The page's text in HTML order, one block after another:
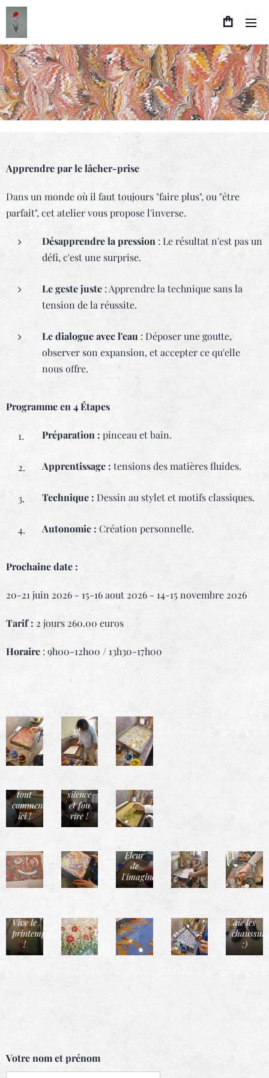
Apprendre par le lâcher-prise
Dans un monde où il faut toujours "faire plus", ou "être
parfait", cet atelier vous propose l'inverse.
Désapprendre la pression : Le résultat n'est pas un
défi, c'est une surprise.
Le geste juste : Apprendre la technique sans la
tension de la réussite.
Le dialogue avec l'eau : Déposer une goutte,
observer son expansion, et accepter ce qu'elle
nous offre.
Programme en 4 Étapes
Préparation :pinceau et bain.
Apprentissage : tensions des matières fluides.
Technique : Dessin au stylet et motifs classiques.
Autonomie : Création personnelle.
Prochaine date :
20-21 juin 2026 - 15-16 aout 2026 - 14-15 novembre 2026
Tarif : 2 jours 260.00 euros
Horaire : 9h00-12h00 / 13h30-17h00
tout
commence
ici !
entre
silence
et fou
rire !
Fleur
de
l'imaginaire..
Vive le
printemps
!
aïe les
:)
Votre nom et prénom